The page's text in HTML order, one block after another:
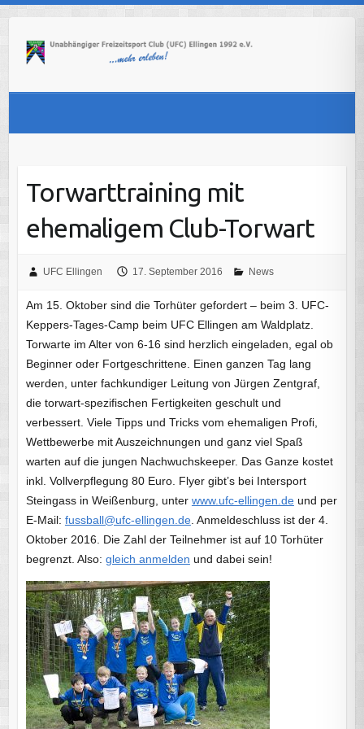
content
Torwarttraining mit
ehemaligem Club-Torwart
UFC Ellingen 17. September 2016 News
Am 15. Oktober sind die Torhüter gefordert – beim 3. UFC-
Keppers-Tages-Camp beim UFC Ellingen am Waldplatz.
Torwarte im Alter von 6-16 sind herzlich eingeladen, egal ob
Beginner oder Fortgeschrittene. Einen ganzen Tag lang
werden, unter fachkundiger Leitung von Jürgen Zentgraf,
die torwart-spezifischen Fertigkeiten geschult und
verbessert. Viele Tipps und Tricks vom ehemaligen Profi,
Wettbewerbe mit Auszeichnungen und ganz viel Spaß
warten auf die jungen Nachwuchskeeper. Das Ganze kostet
inkl. Vollverpflegung 80 Euro. Flyer gibt’s bei Intersport
Steingass in Weißenburg, unter www.ufc-ellingen.deund per
E-Mail: fussball@ufc-ellingen.de. Anmeldeschluss ist der 4.
Oktober 2016. Die Zahl der Teilnehmer ist auf 10 Torhüter
begrenzt. Also: gleich anmelden und dabei sein!